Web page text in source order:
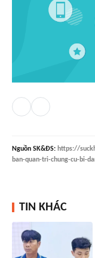
Nguồn SK&ĐS: https://
ban-quan-tri-chung-cu-bi-
TIN KHÁC